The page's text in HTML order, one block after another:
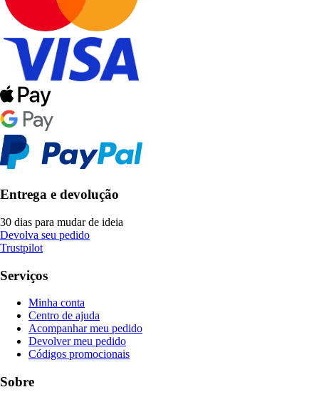
Entrega e devolução
30 dias para mudar de ideia
Devolva seu pedido
Trustpilot
Serviços
Minha conta
Centro de ajuda
Acompanhar meu pedido
Devolver meu pedido
Códigos promocionais
Sobre